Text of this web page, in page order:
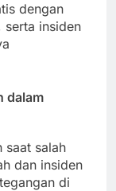
dengan
insiden
dalam
saat salah
dan insiden
di